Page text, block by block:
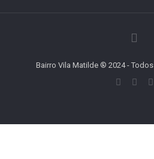
Bairro Vila Matilde ® 2024 -